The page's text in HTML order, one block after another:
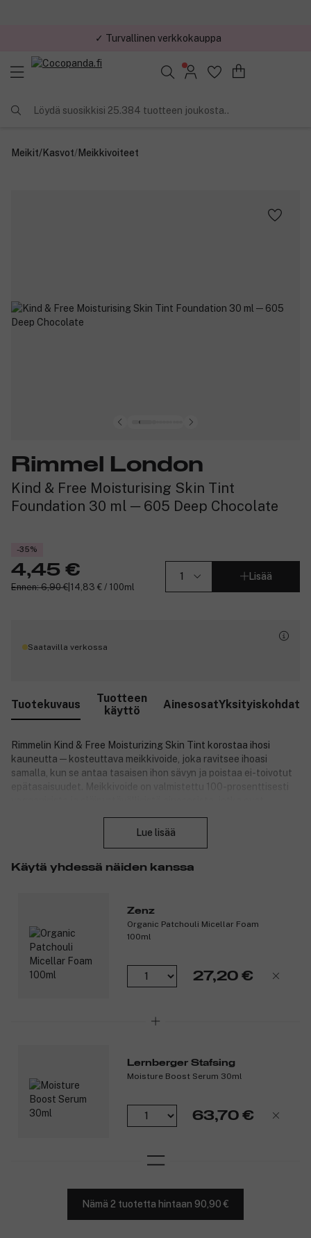
✓ Turvallinen verkkokauppa
Löydä suosikkisi 25.384 tuotteen joukosta..
Meikit/Kasvot/Meikkivoiteet
Rimmel London
Kind & Free Moisturising Skin Tint
Foundation 30 ml ─ 605 Deep Chocolate
-35%
4,45 €
Ennen: 6,90 € 14,83 € / 100ml
Lisää
Saatavilla verkossa
Tuotekuvaus
Tuotteen
käyttö
AinesosatYksityiskohdat
Rimmelin Kind & Free Moisturizing Skin Tint korostaa ihosi
kauneutta ─ kosteuttava meikkivoide, joka ravitsee ihoasi
samalla, kun se antaa tasaisen ihon sävyn ja poistaa ei-toivotut
epätasaisuudet. Meikkivoide on valmistettu 100-prosenttisesti
antioksidanttisia E- ja B5-vitamiineja sekä aloe veraa, joka antaa
Meikkivoide sisältää 77 % luonnollista alkuperää olevia
Tuotenumero:
Lue lisää
Käytä yhdessä näiden kanssa
Zenz
Organic Patchouli Micellar Foam
100ml
27,20 €
Lernberger Stafsing
Moisture Boost Serum 30ml
63,70 €
Nämä 2 tuotetta hintaan 90,90 €